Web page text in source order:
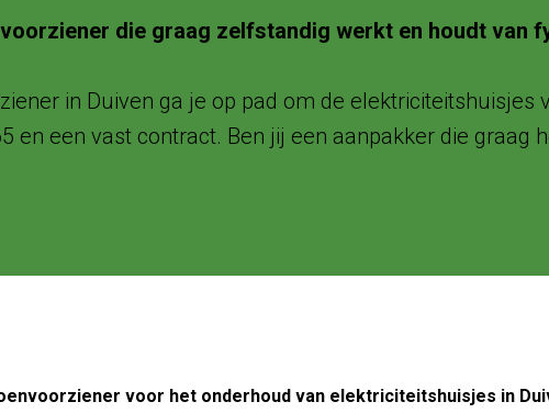
die graag zelfstandig werkt en houdt van
in Duiven ga je op pad om de
en een vast contract. Ben jij een aanpakker die graag
voor het onderhoud van elektriciteitshuisjes in